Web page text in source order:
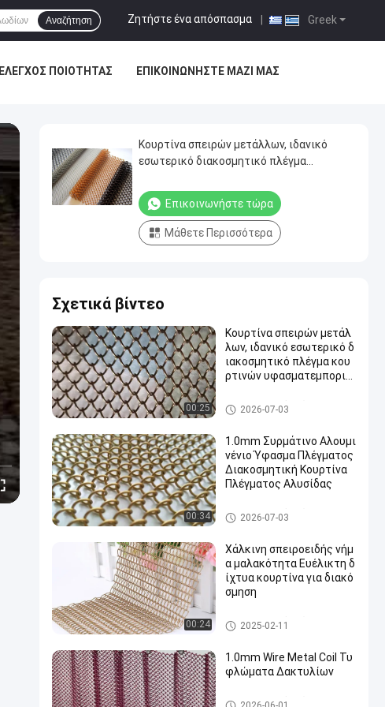
Greek
Ζητήστε ένα απόσπασμα
Αναζήτηση
ΈΛΕΓΧΟΣ ΠΟΙΌΤΗΤΑΣ ΕΠΙΚΟΙΝΩΝΉΣΤΕ ΜΑΖΊ ΜΑΣ
Κουρτίνα σπειρών μετάλλων, ιδανικό
εσωτερικό διακοσμητικό πλέγμα
το σπίτι σας και ξενοδοχείο
Επικοινωνήστε τώρα
Μάθετε Περισσότερα
Σχετικά βίντεο
00:25
Κουρτίνα σπειρών μετάλ
λων, ιδανικό εσωτερικό δ
ιακοσμητικό πλέγμα κου
ρτινών υφασματεμποριώ
ς και ξενοδοχείο
Διακοσμητικό πλέγμα καλωδ
ίων
2026-07-03
00:34
1.0mm Συρμάτινο Αλουμι
νένιο Ύφασμα Πλέγματος
Διακοσμητική Κουρτίνα
Πλέγματος Αλυσίδας
Διακοσμητικό πλέγμα καλωδ
ίων
2026-07-03
00:24
Χάλκινη σπειροειδής νήμ
α μαλακότητα Ευέλικτη δ
ίχτυα κουρτίνα για διακό
σμηση
Διακοσμητικό πλέγμα καλωδ
ίων
2025-02-11
1.0mm Wire Metal Coil Τυ
φλώματα Δακτυλίων
Διακοσμητικό πλέγμα καλωδ